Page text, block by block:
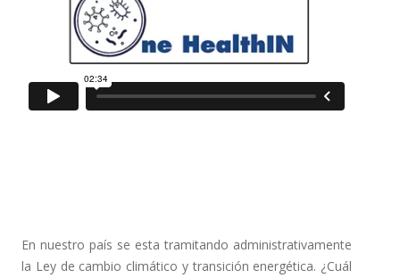
En nuestro país se esta tramitando administrativamente
la Ley de cambio climático y transición energética. ¿Cuál